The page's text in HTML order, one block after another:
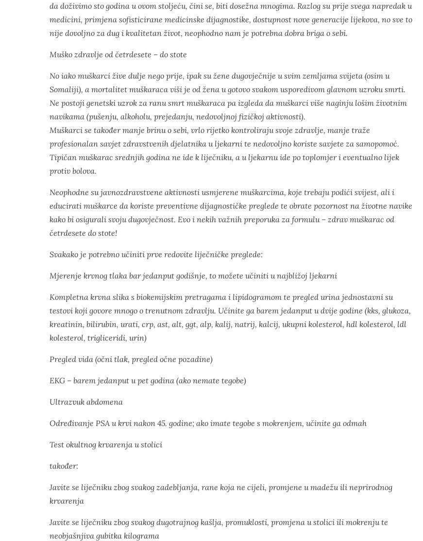
da doživimo sto godina u ovom stoljeću, čini se, biti dosežna mnogima. Razlog su prije svega napredak u
medicini, primjena sofisticirane medicinske dijagnostike, dostupnost nove generacije lijekova, no sve to
nije dovoljno za dug i kvalitetan život, neophodno nam je potrebna dobra briga o sebi.
Muško zdravlje od četrdesete – do stote
No iako muškarci žive dulje nego prije, ipak su žene dugovječnije u svim zemljama svijeta (osim u
Somaliji), a mortalitet muškaraca viši je od žena u gotovo svakom usporedivom glavnom uzroku smrti.
Ne postoji genetski uzrok za ranu smrt muškaraca pa izgleda da muškarci više naginju lošim životnim
navikama (pušenju, alkoholu, prejedanju, nedovoljnoj fizičkoj aktivnosti).
Muškarci se također manje brinu o sebi, vrlo rijetko kontroliraju svoje zdravlje, manje traže
profesionalan savjet zdravstvenih djelatnika u ljekarni te nedovoljno koriste savjete za samopomoć.
Tipičan muškarac srednjih godina ne ide k liječniku, a u ljekarnu ide po toplomjer i eventualno lijek
protiv bolova.
Neophodne su javnozdravstvene aktivnosti usmjerene muškarcima, koje trebaju podići svijest, ali i
educirati muškarce da koriste preventivne dijagnostičke preglede te obrate pozornost na životne navike
kako bi osigurali svoju dugovječnost. Evo i nekih važnih preporuka za formulu – zdrav muškarac od
četrdesete do stote!
Svakako je potrebno učiniti prve redovite liječničke preglede:
Mjerenje krvnog tlaka bar jedanput godišnje, to možete učiniti u najbližoj ljekarni
Kompletna krvna slika s biokemijskim pretragama i lipidogramom te pregled urina jednostavni su
testovi koji govore mnogo o trenutnom zdravlju. Učinite ga barem jedanput u dvije godine (kks, glukoza,
kreatinin, bilirubin, urati, crp, ast, alt, ggt, alp, kalij, natrij, kalcij, ukupni kolesterol, hdl kolesterol, ldl
kolesterol, trigliceridi, urin)
Pregled vida (očni tlak, pregled očne pozadine)
EKG – barem jedanput u pet godina (ako nemate tegobe)
Ultrazvuk abdomena
Određivanje PSA u krvi nakon 45. godine; ako imate tegobe s mokrenjem, učinite ga odmah
Test okultnog krvarenja u stolici
također:
Javite se liječniku zbog svakog zadebljanja, rane koja ne cijeli, promjene u madežu ili neprirodnog
krvarenja
Javite se liječniku zbog svakog dugotrajnog kašlja, promuklosti, promjena u stolici ili mokrenju te
neobjašnjiva gubitka kilograma